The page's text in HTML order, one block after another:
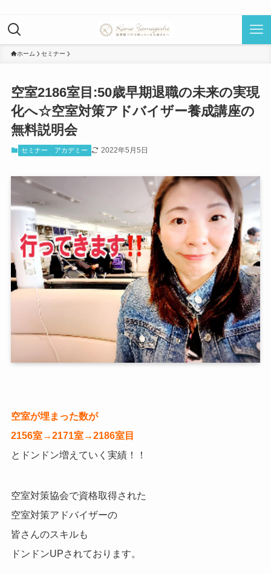
ホーム セミナー
空室2186室目:50歳早期退職の未来の実現
化へ☆空室対策アドバイザー養成講座の
無料説明会
セミナー アカデミー 2022年5月5日
空室が埋まった数が
2156室→2171室→2186室目
とドンドン増えていく実績！！
空室対策協会で資格取得された
空室対策アドバイザーの
皆さんのスキルも
ドンドンUPされております。